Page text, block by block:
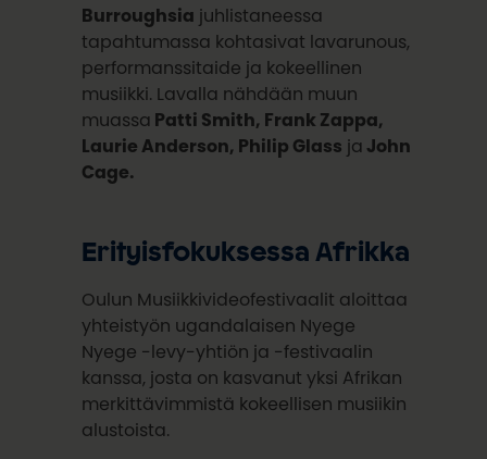
Burroughsia juhlistaneessa
tapahtumassa kohtasivat lavarunous,
performanssitaide ja kokeellinen
musiikki. Lavalla nähdään muun
muassa Patti Smith, Frank Zappa,
Laurie Anderson, Philip Glass ja John
Cage.
Erityisfokuksessa Afrikka
Oulun Musiikkivideofestivaalit aloittaa
yhteistyön ugandalaisen Nyege
Nyege -levy-yhtiön ja -festivaalin
kanssa, josta on kasvanut yksi Afrikan
merkittävimmistä kokeellisen musiikin
alustoista.